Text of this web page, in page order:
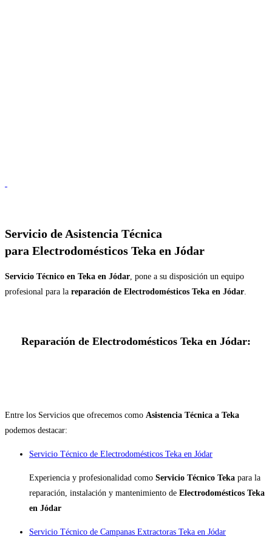
Servicio de Asistencia Técnica
para Electrodomésticos Teka en Jódar
Servicio Técnico en Teka en Jódar, pone a su disposición un equipo
profesional para la reparación de Electrodomésticos Teka en Jódar.
Reparación de Electrodomésticos Teka en Jódar:
Entre los Servicios que ofrecemos como Asistencia Técnica a Teka
podemos destacar:
Servicio Técnico de Electrodomésticos Teka en Jódar
Experiencia y profesionalidad como Servicio Técnico Teka para la
reparación, instalación y mantenimiento de Electrodomésticos Teka
en Jódar
Servicio Técnico de Campanas Extractoras Teka en Jódar